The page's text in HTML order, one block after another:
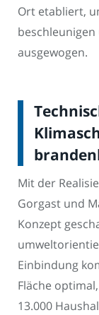
Ort etabliert,
ausgewogen.
Mit der
Gorgast und
Konzept
Einbindung
Fläche
13.000